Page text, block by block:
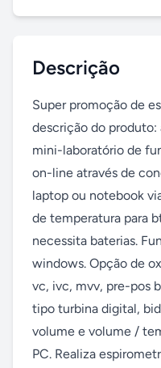
Descrição
Super promoção de
descrição do
mini-laboratório de
on-line através de
laptop ou notebook
de temperatura para
necessita baterias.
windows. Opção de
vc, ivc, mvv, pre-pos
tipo turbina digital,
volume e volume /
PC. Realiza